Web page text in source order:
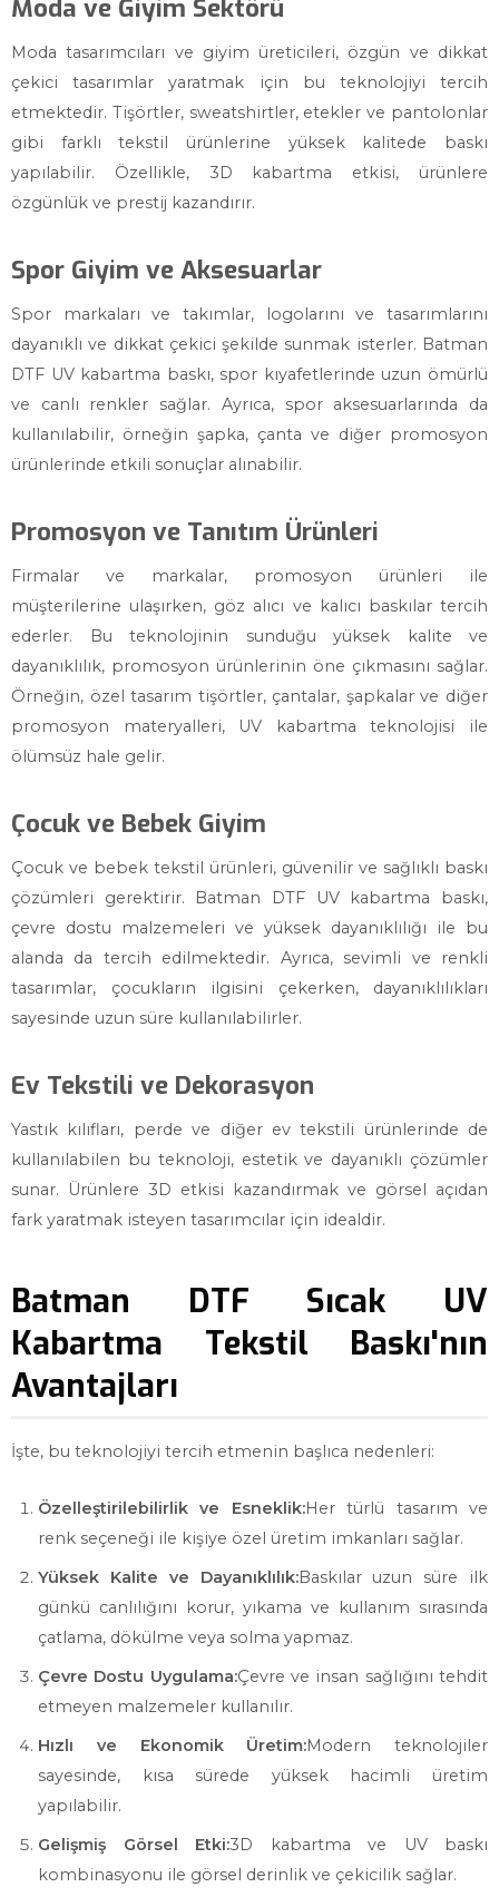
Moda ve Giyim Sektörü
Moda tasarımcıları ve giyim üreticileri, özgün ve dikkat
çekici tasarımlar yaratmak için bu teknolojiyi tercih
etmektedir. Tişörtler, sweatshirtler, etekler ve pantolonlar
gibi farklı tekstil ürünlerine yüksek kalitede baskı
yapılabilir. Özellikle, 3D kabartma etkisi, ürünlere
özgünlük ve prestij kazandırır.
Spor Giyim ve Aksesuarlar
Spor markaları ve takımlar, logolarını ve tasarımlarını
dayanıklı ve dikkat çekici şekilde sunmak isterler. Batman
DTF UV kabartma baskı, spor kıyafetlerinde uzun ömürlü
ve canlı renkler sağlar. Ayrıca, spor aksesuarlarında da
kullanılabilir, örneğin şapka, çanta ve diğer promosyon
ürünlerinde etkili sonuçlar alınabilir.
Promosyon ve Tanıtım Ürünleri
Firmalar ve markalar, promosyon ürünleri ile
müşterilerine ulaşırken, göz alıcı ve kalıcı baskılar tercih
ederler. Bu teknolojinin sunduğu yüksek kalite ve
dayanıklılık, promosyon ürünlerinin öne çıkmasını sağlar.
Örneğin, özel tasarım tişörtler, çantalar, şapkalar ve diğer
promosyon materyalleri, UV kabartma teknolojisi ile
ölümsüz hale gelir.
Çocuk ve Bebek Giyim
Çocuk ve bebek tekstil ürünleri, güvenilir ve sağlıklı baskı
çözümleri gerektirir. Batman DTF UV kabartma baskı,
çevre dostu malzemeleri ve yüksek dayanıklılığı ile bu
alanda da tercih edilmektedir. Ayrıca, sevimli ve renkli
tasarımlar, çocukların ilgisini çekerken, dayanıklılıkları
sayesinde uzun süre kullanılabilirler.
Ev Tekstili ve Dekorasyon
Yastık kılıfları, perde ve diğer ev tekstili ürünlerinde de
kullanılabilen bu teknoloji, estetik ve dayanıklı çözümler
sunar. Ürünlere 3D etkisi kazandırmak ve görsel açıdan
fark yaratmak isteyen tasarımcılar için idealdir.
Batman DTF Sıcak UV
Kabartma Tekstil Baskı'nın
Avantajları
İşte, bu teknolojiyi tercih etmenin başlıca nedenleri:
Özelleştirilebilirlik ve Esneklik:Her türlü tasarım ve
renk seçeneği ile kişiye özel üretim imkanları sağlar.
Yüksek Kalite ve Dayanıklılık:Baskılar uzun süre ilk
günkü canlılığını korur, yıkama ve kullanım sırasında
çatlama, dökülme veya solma yapmaz.
Çevre Dostu Uygulama:Çevre ve insan sağlığını tehdit
etmeyen malzemeler kullanılır.
Hızlı ve Ekonomik Üretim:Modern teknolojiler
sayesinde, kısa sürede yüksek hacimli üretim
yapılabilir.
Gelişmiş Görsel Etki:3D kabartma ve UV baskı
kombinasyonu ile görsel derinlik ve çekicilik sağlar.